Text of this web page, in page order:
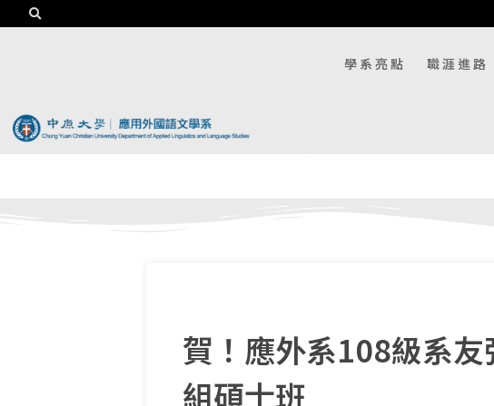
學系亮點 職涯進路
賀！應外系108級系
組碩士班